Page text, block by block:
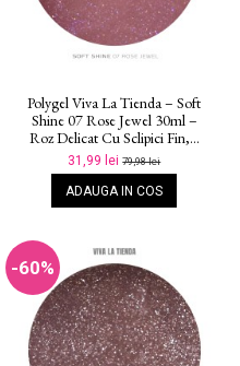
Polygel Viva La Tienda – Soft
Shine 07 Rose Jewel 30ml –
Roz Delicat Cu Sclipici Fin,...
31,99 lei79,98 lei
ADAUGA IN COS
-60%